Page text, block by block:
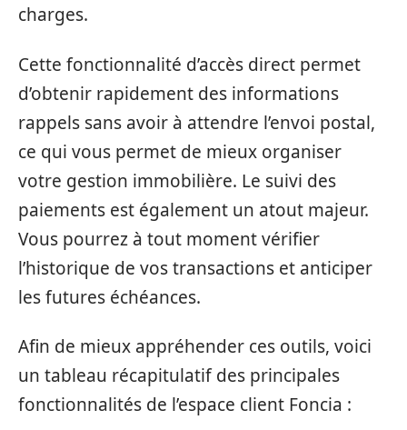
charges.
Cette fonctionnalité d’accès direct permet
d’obtenir rapidement des informations
rappels sans avoir à attendre l’envoi postal,
ce qui vous permet de mieux organiser
votre gestion immobilière. Le suivi des
paiements est également un atout majeur.
Vous pourrez à tout moment vérifier
l’historique de vos transactions et anticiper
les futures échéances.
Afin de mieux appréhender ces outils, voici
un tableau récapitulatif des principales
fonctionnalités de l’espace client Foncia :